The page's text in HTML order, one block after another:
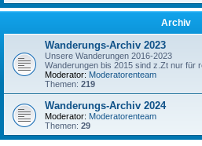
Archiv
Wanderungs-Archiv 2023
Unsere Wanderungen 2016-2023
Wanderungen bis 2015 sind z.Zt nur für
Moderator: Moderatorenteam
Themen: 219
Wanderungs-Archiv 2024
Moderator: Moderatorenteam
Themen: 29